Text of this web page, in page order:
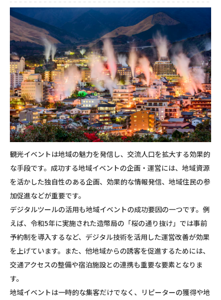
観光イベントは地域の魅力を発信し、交流人口を拡大する効果的
な手段です。成功する地域イベントの企画・運営には、地域資源
を活かした独自性のある企画、効果的な情報発信、地域住民の参
加促進などが重要です。
デジタルツールの活用も地域イベントの成功要因の一つです。例
えば、令和5年に実施された造幣局の「桜の通り抜け」では事前
予約制を導入するなど、デジタル技術を活用した運営改善が効果
を上げています。また、他地域からの誘客を促進するためには、
交通アクセスの整備や宿泊施設との連携も重要な要素となりま
す。
地域イベントは一時的な集客だけでなく、リピーターの獲得や地